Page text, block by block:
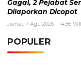
BERITA TERBARU
Hasil PPPK Sekolah
Sudah Keluar, Cek